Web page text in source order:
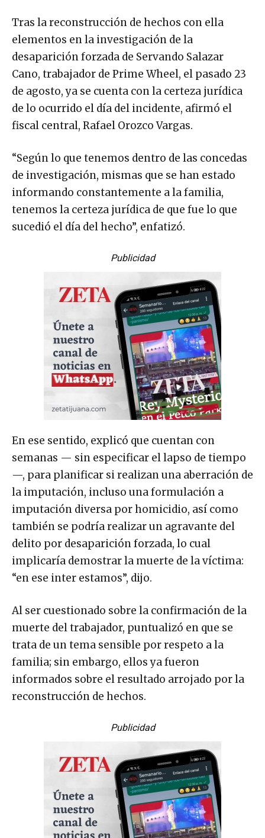
Tras la reconstrucción de hechos con ella
elementos en la investigación de la
desaparición forzada de Servando Salazar
Cano, trabajador de Prime Wheel, el pasado 23
de agosto, ya se cuenta con la certeza jurídica
de lo ocurrido el día del incidente, afirmó el
fiscal central, Rafael Orozco Vargas.
“Según lo que tenemos dentro de las concedas
de investigación, mismas que se han estado
informando constantemente a la familia,
tenemos la certeza jurídica de que fue lo que
sucedió el día del hecho”, enfatizó.
Publicidad
En ese sentido, explicó que cuentan con
semanas — sin especificar el lapso de tiempo
—, para planificar si realizan una aberración de
la imputación, incluso una formulación a
imputación diversa por homicidio, así como
también se podría realizar un agravante del
delito por desaparición forzada, lo cual
implicaría demostrar la muerte de la víctima:
“en ese inter estamos”, dijo.
Al ser cuestionado sobre la confirmación de la
muerte del trabajador, puntualizó en que se
trata de un tema sensible por respeto a la
familia; sin embargo, ellos ya fueron
informados sobre el resultado arrojado por la
reconstrucción de hechos.
Publicidad